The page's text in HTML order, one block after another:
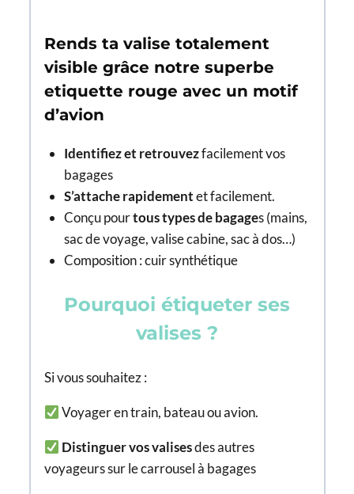
Rends ta valise totalement
visible grâce notre superbe
etiquette rouge avec un motif
d’avion
Identifiez et retrouvezfacilement vos
bagages
S’attache rapidementet facilement.
Conçu pourtous types de bagages (mains,
sac de voyage, valise cabine, sac à dos…)
Composition : cuir synthétique
Pourquoi étiqueter ses
valises ?
Si vous souhaitez :
Voyager en train, bateau ou avion.
Distinguer vos valisesdes autres
voyageurs sur le carrousel à bagages